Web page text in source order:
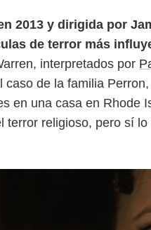
2013 y dirigida por
de terror más
interpretados por
caso de la familia
en una casa en Rhode
terror religioso, pero sí